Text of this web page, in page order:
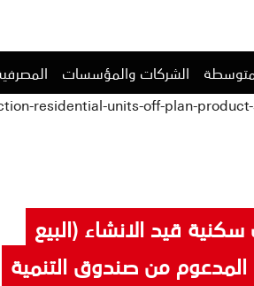
الشركات والمؤسسات
قيد الانشاء (البيع
المدعوم من صندوق التنمية